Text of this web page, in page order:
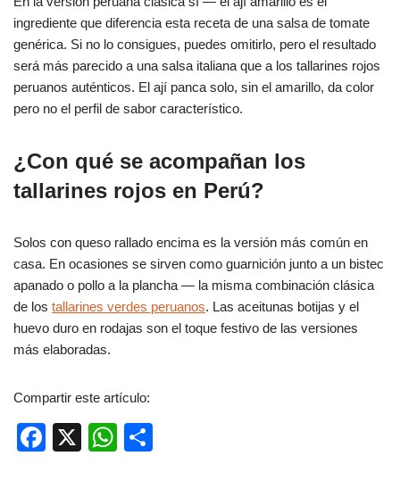
ingrediente que diferencia esta receta de una salsa de tomate
genérica. Si no lo consigues, puedes omitirlo, pero el resultado
será más parecido a una salsa italiana que a los tallarines rojos
peruanos auténticos. El ají panca solo, sin el amarillo, da color
pero no el perfil de sabor característico.
¿Con qué se acompañan los
tallarines rojos en Perú?
Solos con queso rallado encima es la versión más común en
casa. En ocasiones se sirven como guarnición junto a un bistec
apanado o pollo a la plancha — la misma combinación clásica
de los tallarines verdes peruanos. Las aceitunas botijas y el
huevo duro en rodajas son el toque festivo de las versiones
más elaboradas.
Compartir este artículo:
F
X
W